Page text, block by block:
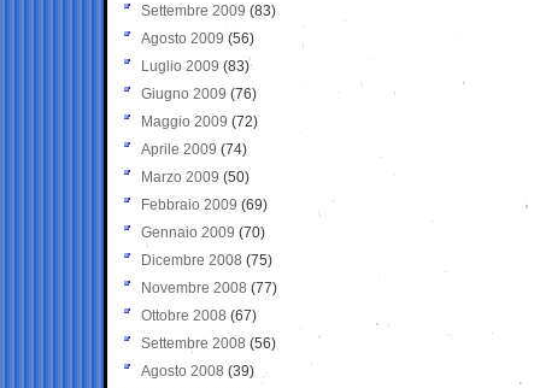
Settembre 2009 (83)
Agosto 2009 (56)
Luglio 2009 (83)
Giugno 2009 (76)
Maggio 2009 (72)
Aprile 2009 (74)
Marzo 2009 (50)
Febbraio 2009 (69)
Gennaio 2009 (70)
Dicembre 2008 (75)
Novembre 2008 (77)
Ottobre 2008 (67)
Settembre 2008 (56)
Agosto 2008 (39)